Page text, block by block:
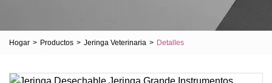
Hogar > Productos > Jeringa Veterinaria > Detalles